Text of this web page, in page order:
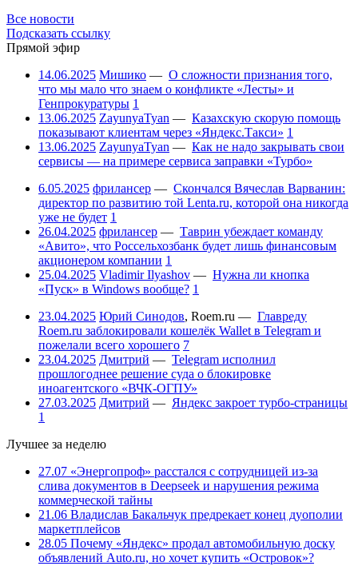
Все новости
Подсказать ссылку
Прямой эфир
14.06.2025 Мишико — О сложности признания того,
что мы мало что знаем о конфликте «Лесты» и
Генпрокуратуры 1
13.06.2025 ZayunyaTyan — Казахскую скорую помощь
показывают клиентам через «Яндекс.Такси» 1
13.06.2025 ZayunyaTyan — Как не надо закрывать свои
сервисы — на примере сервиса заправки «Турбо»
6.05.2025 фрилансер — Скончался Вячеслав Варванин:
директор по развитию той Lenta.ru, которой она никогда
уже не будет 1
26.04.2025 фрилансер — Таврин убеждает команду
«Авито», что Россельхозбанк будет лишь финансовым
акционером компании 1
25.04.2025 Vladimir Ilyashov — Нужна ли кнопка
«Пуск» в Windows вообще? 1
23.04.2025 Юрий Синодов, Roem.ru — Главреду
Roem.ru заблокировали кошелёк Wallet в Telegram и
пожелали всего хорошего 7
23.04.2025 Дмитрий — Telegram исполнил
прошлогоднее решение суда о блокировке
иноагентского «ВЧК-ОГПУ»
27.03.2025 Дмитрий — Яндекс закроет турбо-страницы
1
Лучшее за неделю
27.07 «Энергопроф» расстался с сотрудницей из-за
слива документов в Deepseek и нарушения режима
коммерческой тайны
21.06 Владислав Бакальчук предрекает конец дуополии
маркетплейсов
28.05 Почему «Яндекс» продал автомобильную доску
объявлений Auto.ru, но хочет купить «Островок»?